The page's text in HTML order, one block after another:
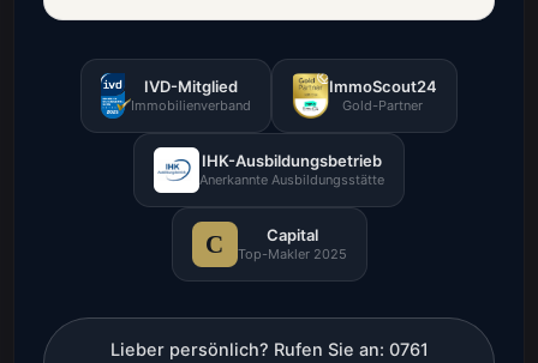
IVD-Mitglied
Immobilienverband
ImmoScout24
Gold-Partner
IHK-Ausbildungsbetrieb
Anerkannte Ausbildungsstätte
C Capital
Top-Makler 2025
Lieber persönlich? Rufen Sie an: 0761